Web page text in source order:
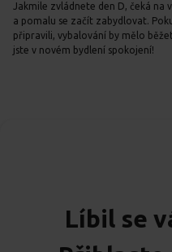
Jakmile zvládnete den D, čeká na
a pomalu se začít zabydlovat.
připravili, vybalování by mělo
jste v novém bydlení spokojení!
Líbil se